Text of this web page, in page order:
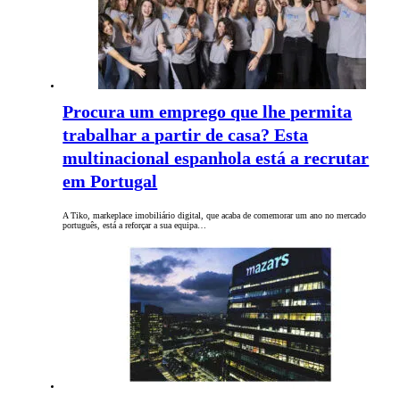
Procura um emprego que lhe permita
trabalhar a partir de casa? Esta
multinacional espanhola está a recrutar
em Portugal
A Tiko, markeplace imobiliário digital, que acaba de comemorar um ano no mercado
português, está a reforçar a sua equipa…